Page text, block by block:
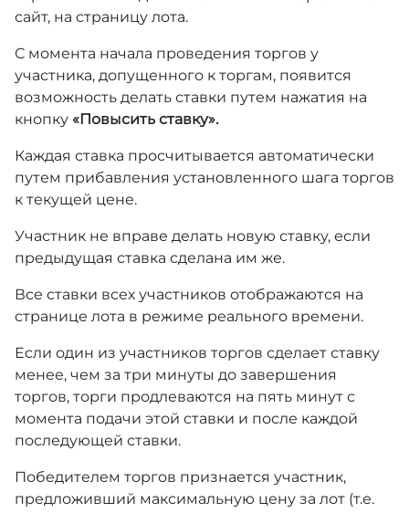
сайт, на страницу лота.
С момента начала проведения торгов у
участника, допущенного к торгам, появится
возможность делать ставки путем нажатия на
кнопку «Повысить ставку».
Каждая ставка просчитывается автоматически
путем прибавления установленного шага торгов
к текущей цене.
Участник не вправе делать новую ставку, если
предыдущая ставка сделана им же.
Все ставки всех участников отображаются на
странице лота в режиме реального времени.
Если один из участников торгов сделает ставку
менее, чем за три минуты до завершения
торгов, торги продлеваются на пять минут с
момента подачи этой ставки и после каждой
последующей ставки.
Победителем торгов признается участник,
предложивший максимальную цену за лот (т.е.